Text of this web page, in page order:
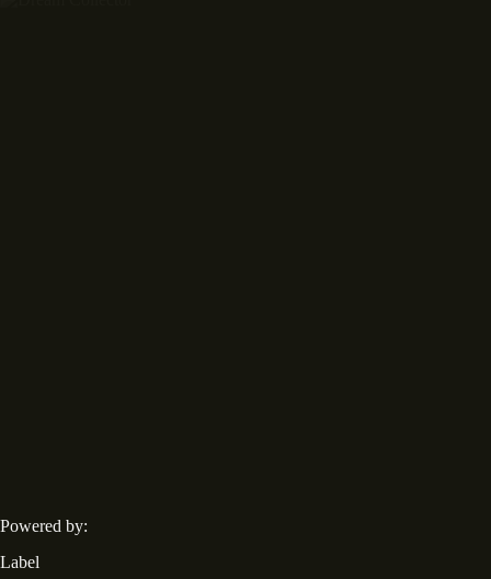
Powered by:
Label